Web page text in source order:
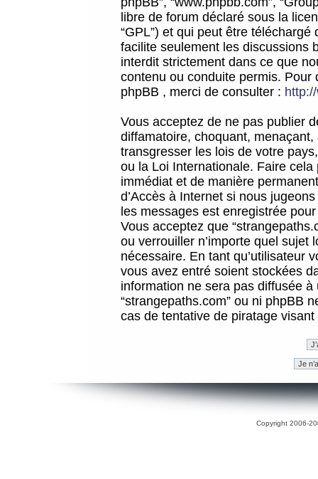
libre de forum déclaré sous la
“GPL”) et qui peut être téléchargé
facilite seulement les discussions
interdit strictement dans ce que
contenu ou conduite permis.
phpBB , merci de consulter :
Vous acceptez de ne pas publier
diffamatoire, choquant,
transgresser les lois de votre
ou la Loi Internationale. Faire
immédiat et de manière
d’Accès à Internet si nous
les messages est enregistrée
Vous acceptez que
ou verrouiller n’importe quel sujet
nécessaire. En tant qu’utilisateur
vous avez entré soient stockées
information ne sera pas diffusée
“strangepaths.com” ou ni phpBB
cas de tentative de piratage
Copyright 2006-